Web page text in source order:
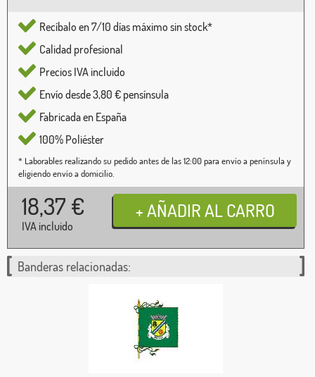
Recíbalo en 7/10 días máximo sin stock*
Calidad profesional
Precios IVA incluido
Envío desde 3,80 € pensínsula
Fabricada en España
100% Poliéster
* Laborables realizando su pedido antes de las 12:00 para envío a península y
eligiendo envío a domicilio.
18,37 €
IVA incluido
Banderas relacionadas: